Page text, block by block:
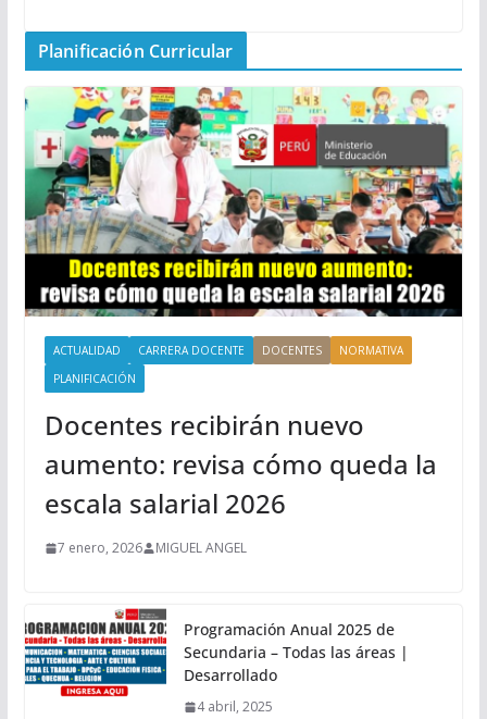
Planificación Curricular
ACTUALIDAD CARRERA DOCENTE DOCENTES
NORMATIVA
PLANIFICACIÓN
Docentes recibirán nuevo
aumento: revisa cómo queda la
escala salarial 2026
7 enero, 2026 MIGUEL ANGEL
Programación Anual 2025 de
Secundaria – Todas las áreas |
Desarrollado
4 abril, 2025